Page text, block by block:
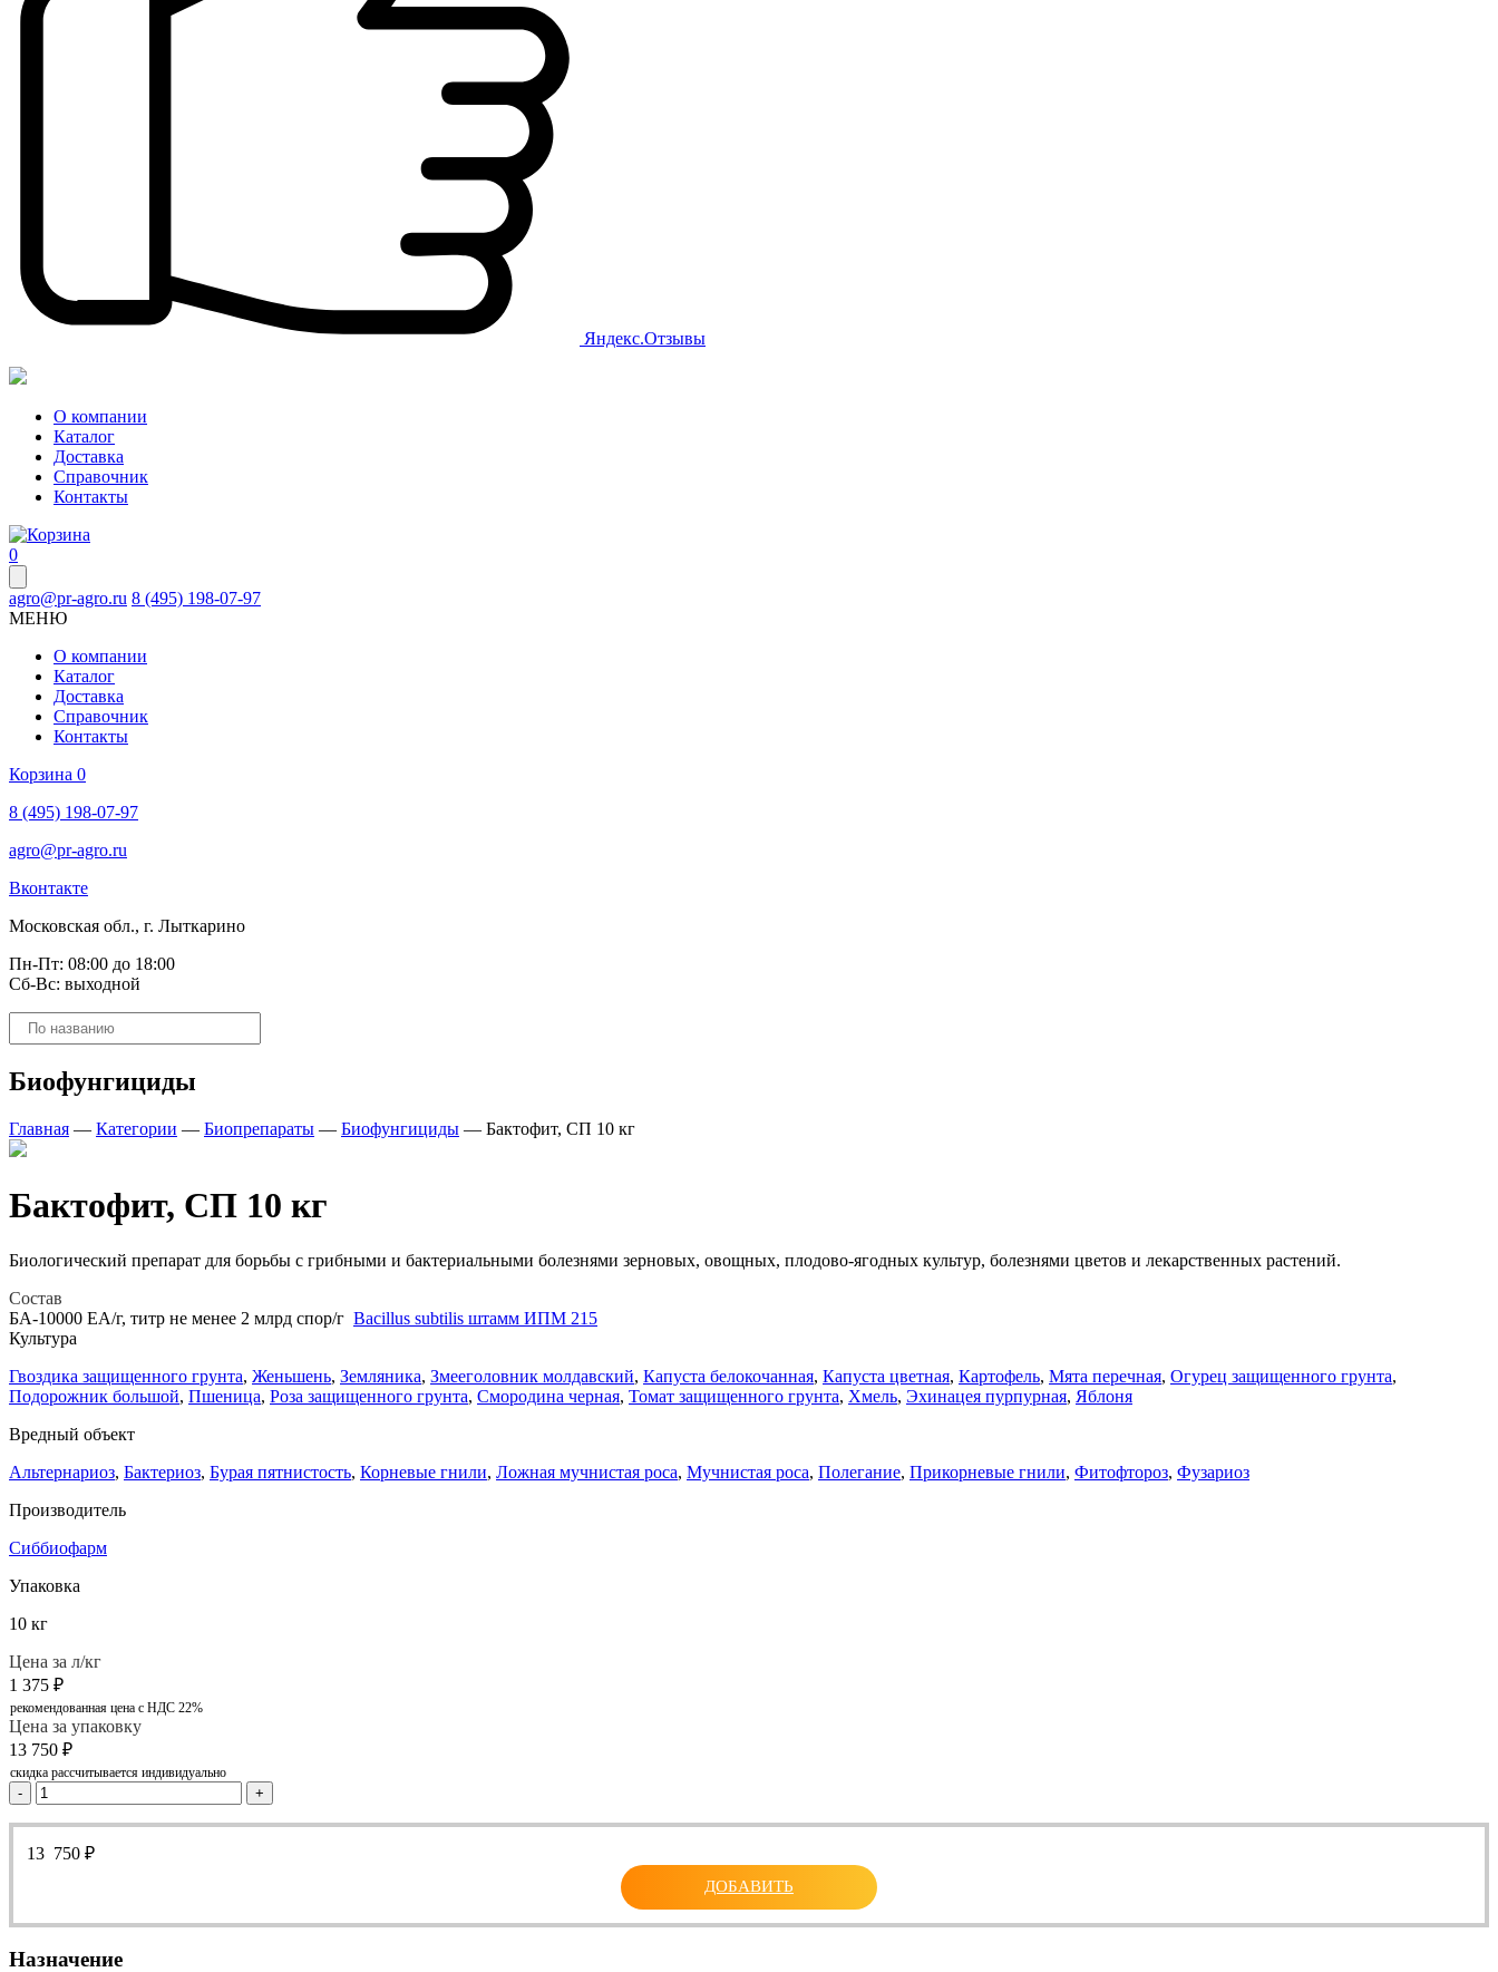
Яндекс.Отзывы
О компании
Каталог
Доставка
Справочник
Контакты
0
agro@pr-agro.ru 8 (495) 198-07-97
МЕНЮ
О компании
Каталог
Доставка
Справочник
Контакты
Корзина 0
8 (495) 198-07-97
agro@pr-agro.ru
Вконтакте
Московская обл., г. Лыткарино
Пн-Пт: 08:00 до 18:00
Сб-Вс: выходной
Поиск
товаров
Биофунгициды
Главная — Категории — Биопрепараты — Биофунгициды — Бактофит, СП 10 кг
Бактофит, СП 10 кг
Биологический препарат для борьбы с грибными и бактериальными болезнями зерновых, овощных, плодово-ягодных культур, болезнями цветов и лекарственных растений.
Состав
БА-10000 ЕА/г, титр не менее 2 млрд спор/г Bacillus subtilis штамм ИПМ 215
Культура
Гвоздика защищенного грунта, Женьшень, Земляника, Змееголовник молдавский, Капуста белокочанная, Капуста цветная, Картофель, Мята перечная, Огурец защищенного грунта,
Подорожник большой, Пшеница, Роза защищенного грунта, Смородина черная, Томат защищенного грунта, Хмель, Эхинацея пурпурная, Яблоня
Вредный объект
Альтернариоз, Бактериоз, Бурая пятнистость, Корневые гнили, Ложная мучнистая роса, Мучнистая роса, Полегание, Прикорневые гнили, Фитофтороз, Фузариоз
Производитель
Сиббиофарм
Упаковка
10 кг
Цена за л/кг
1 375 ₽
рекомендованная цена с НДС 22%
Цена за упаковку
13 750 ₽
скидка рассчитывается индивидуально
- +
13 750 ₽
ДОБАВИТЬ
Назначение